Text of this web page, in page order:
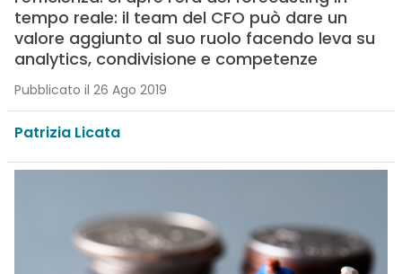
tempo reale: il team del CFO può dare un
valore aggiunto al suo ruolo facendo leva su
analytics, condivisione e competenze
Pubblicato il 26 Ago 2019
Patrizia Licata